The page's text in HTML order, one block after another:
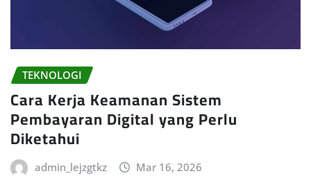
TEKNOLOGI
Cara Kerja Keamanan Sistem
Pembayaran Digital yang Perlu
Diketahui
admin_lejzgtkz Mar 16, 2026